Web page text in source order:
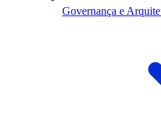
Governança e